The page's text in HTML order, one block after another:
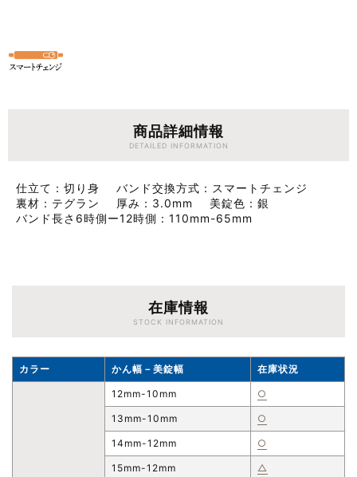
商品詳細情報
DETAILED INFORMATION
仕立て 切り身 バンド交換方式
スマートチェンジ
裏材
テグラン 厚み 3.0mm 美錠色
銀
バンド長さ6時側ー12時側
110mm-65mm
在庫情報
STOCK INFORMATION
カラー かん幅－美錠幅 在庫状況
12mm-10mm ○
13mm-10mm ○
14mm-12mm ○
15mm-12mm △